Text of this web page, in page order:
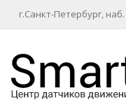
г.Санкт-Петербург,